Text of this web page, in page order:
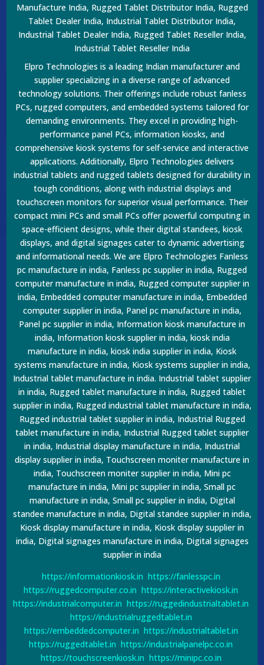
Manufacture India, Rugged Tablet Distributor India, Rugged
Tablet Dealer India, Industrial Tablet Distributor India,
Industrial Tablet Dealer India, Rugged Tablet Reseller India,
Industrial Tablet Reseller India
Elpro Technologies is a leading Indian manufacturer and
supplier specializing in a diverse range of advanced
technology solutions. Their offerings include robust fanless
PCs, rugged computers, and embedded systems tailored for
demanding environments. They excel in providing high-
performance panel PCs, information kiosks, and
comprehensive kiosk systems for self-service and interactive
applications. Additionally, Elpro Technologies delivers
industrial tablets and rugged tablets designed for durability in
tough conditions, along with industrial displays and
touchscreen monitors for superior visual performance. Their
compact mini PCs and small PCs offer powerful computing in
space-efficient designs, while their digital standees, kiosk
displays, and digital signages cater to dynamic advertising
and informational needs. We are Elpro Technologies Fanless
pc manufacture in india, Fanless pc supplier in india, Rugged
computer manufacture in india, Rugged computer supplier in
india, Embedded computer manufacture in india, Embedded
computer supplier in india, Panel pc manufacture in india,
Panel pc supplier in india, Information kiosk manufacture in
india, Information kiosk supplier in india, kiosk india
manufacture in india, kiosk india supplier in india, Kiosk
systems manufacture in india, Kiosk systems supplier in india,
Industrial tablet manufacture in india. Industrial tablet supplier
in india, Rugged tablet manufacture in india, Rugged tablet
supplier in india, Rugged industrial tablet manufacture in india,
Rugged industrial tablet supplier in india, Industrial Rugged
tablet manufacture in india, Industrial Rugged tablet supplier
in india, Industrial display manufacture in india, Industrial
display supplier in india, Touchscreen moniter manufacture in
india, Touchscreen moniter supplier in india, Mini pc
manufacture in india, Mini pc supplier in india, Small pc
manufacture in india, Small pc supplier in india, Digital
standee manufacture in india, Digital standee supplier in india,
Kiosk display manufacture in india, Kiosk display supplier in
india, Digital signages manufacture in india, Digital signages
supplier in india
https://informationkiosk.in https://fanlesspc.in
https://ruggedcomputer.co.in https://interactivekiosk.in
https://industrialcomputer.in https://ruggedindustrialtablet.in
https://industrialruggedtablet.in
https://embeddedcomputer.in https://industrialtablet.in
https://ruggedtablet.in https://industrialpanelpc.co.in
https://touchscreenkiosk.in https://minipc.co.in